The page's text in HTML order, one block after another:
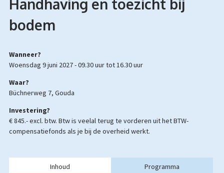
Handhaving en toezicht bij
bodem
Wanneer?
woensdag 9 juni 2027 -09.30 uurtot16.30 uur
Waar?
Büchnerweg 7, Gouda
Investering?
€ 845.- excl. btw. Btw is veelal terug te vorderen uit het BTW-
compensatiefonds als je bij de overheid werkt.
Inhoud
Programma